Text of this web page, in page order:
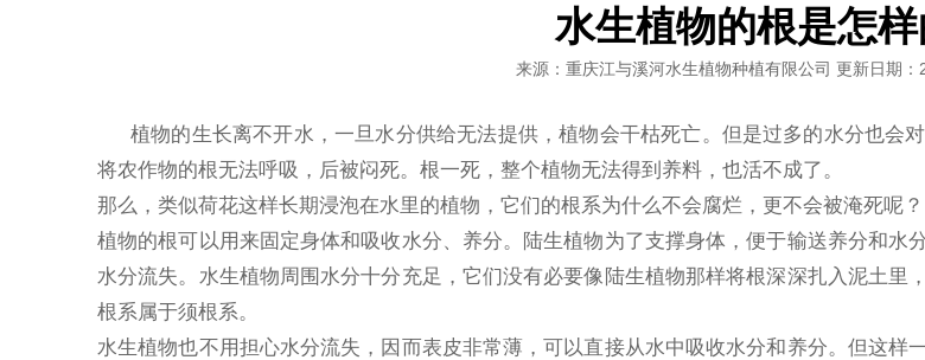
水生植物的根是怎样
来源：重庆江与溪河水生植物种植有限公司 更新日期
植物的生长离不开水，一旦水分供给无法提供，植物会干枯死亡。但是过多的水分也会
将农作物的根无法呼吸，后被闷死。根一死，整个植物无法得到养料，也活不成了。
那么，类似荷花这样长期浸泡在水里的植物，它们的根系为什么不会腐烂，更不会被淹死呢？
植物的根可以用来固定身体和吸收水分、养分。陆生植物为了支撑身体，便于输送养分和
水分流失。水生植物周围水分十分充足，它们没有必要像陆生植物那样将根深深扎入泥土里
根系属于须根系。
水生植物也不用担心水分流失，因而表皮非常薄，可以直接从水中吸收水分和养分。但这